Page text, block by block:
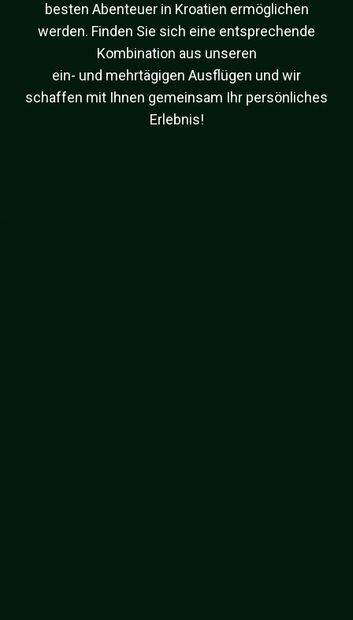
besten Abenteuer in Kroatien ermöglichen
werden. Finden Sie sich eine entsprechende
Kombination aus unseren
ein- und mehrtägigen Ausflügen und wir
schaffen mit Ihnen gemeinsam Ihr persönliches
Erlebnis!